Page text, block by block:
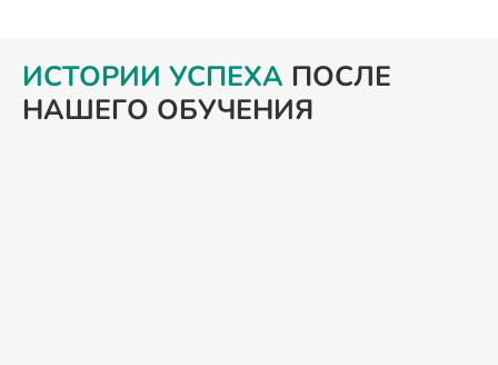
ИСТОРИИ УСПЕХА ПОСЛЕ
НАШЕГО ОБУЧЕНИЯ